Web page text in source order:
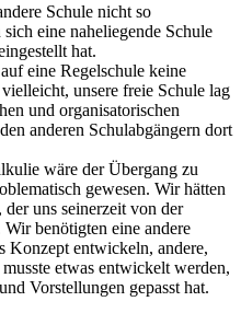
Schule nicht so
eine naheliegende Schule
hat.
eine Regelschule keine
unsere freie Schule lag
und organisatorischen
anderen Schulabgängern dort
wäre der Übergang zu
gewesen. Wir hätten
uns seinerzeit von der
Wir benötigten eine andere
Konzept entwickeln, andere,
etwas entwickelt werden,
Vorstellungen gepasst hat.